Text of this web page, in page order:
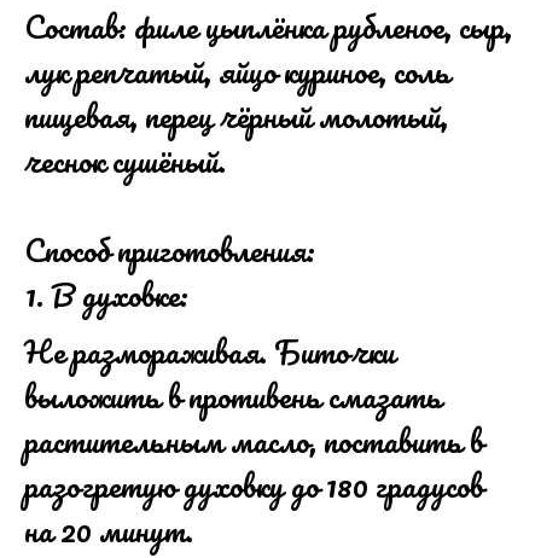
Состав: филе цыплёнка рубленое, сыр,
лук репчатый, яйцо куриное, соль
пищевая, перец чёрный молотый,
чеснок сушёный.
Способ приготовления:
В духовке:
Не размораживая. Биточки
выложить в противень смазать
растительным масло, поставить в
разогретую духовку до 180 градусов
на 20 минут.